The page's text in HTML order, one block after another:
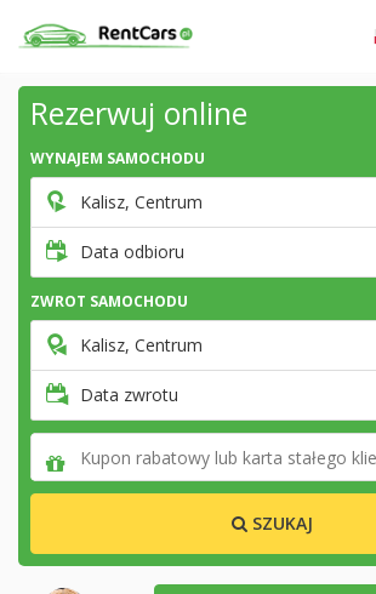
Rezerwuj online
WYNAJEM SAMOCHODU
Kalisz, Centrum
Data odbioru
ZWROT SAMOCHODU
Kalisz, Centrum
Data zwrotu
SZUKAJ